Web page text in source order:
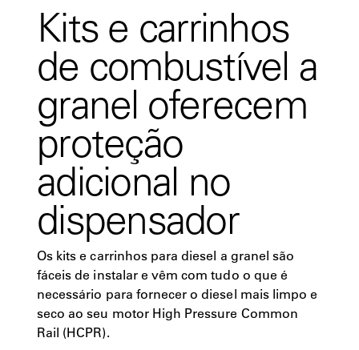
Kits e carrinhos
de combustível a
granel oferecem
proteção
adicional no
dispensador
Os kits e carrinhos para diesel a granel são
fáceis de instalar e vêm com tudo o que é
necessário para fornecer o diesel mais limpo e
seco ao seu motor High Pressure Common
Rail (HCPR).